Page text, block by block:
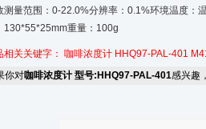
测量范围：0-22.0%分辨率：0.1%环境温度：
130*55*25mm重量：100g
相关关键字： 咖啡浓度计 HHQ97-PAL-401
你对咖啡浓度计 型号:HHQ97-PAL-401感兴趣